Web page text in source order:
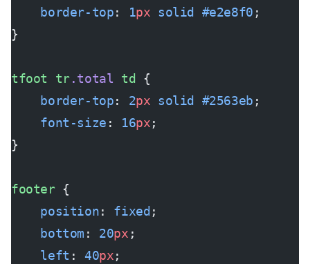
    border-top
: 1px solid #e2e8f0 ;
}
tfoot tr.total td
{
    border-top
: 2px solid #2563eb ;
    font-size
: 16px;
}
footer {
    position
: fixed ;
    bottom
: 20px ;
    left
: 40px;